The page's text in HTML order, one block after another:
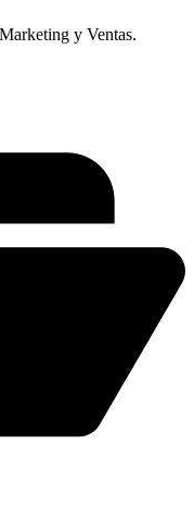
y Ventas.